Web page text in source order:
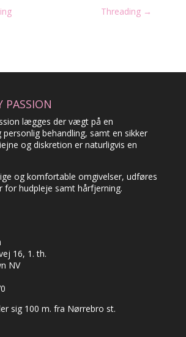
Threading →
PASSION
lægges der vægt på en
behandling, samt en sikker
og diskretion er naturligvis en
og komfortable omgivelser, udføres
for hudpleje samt hårfjerning.
16, 1. th.
NV
sig 100 m. fra Nørrebro st.